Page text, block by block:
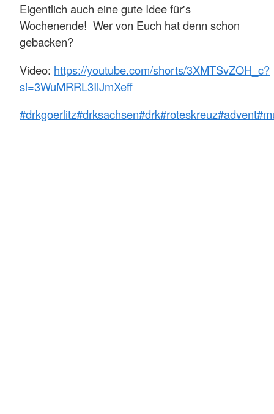
Eigentlich auch eine gute Idee für's
Wochenende! Wer von Euch hat denn schon
gebacken?
Video: https://youtube.com/shorts/3XMTSvZOH_c?
si=3WuMRRL3IlJmXeff
#drkgoerlitz#drksachsen#drk#roteskreuz#advent